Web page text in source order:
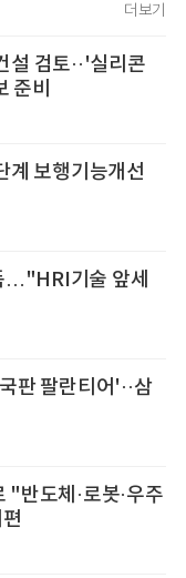
더보기
설 검토··'실리콘
준비
계 보행기능개선
…"HRI기술 앞세
판 팔란티어'··삼
"반도체·로봇·우주